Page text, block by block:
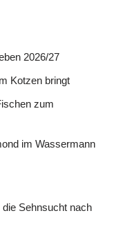
2026/27
Kotzen bringt
zum
im Wassermann
Sehnsucht nach